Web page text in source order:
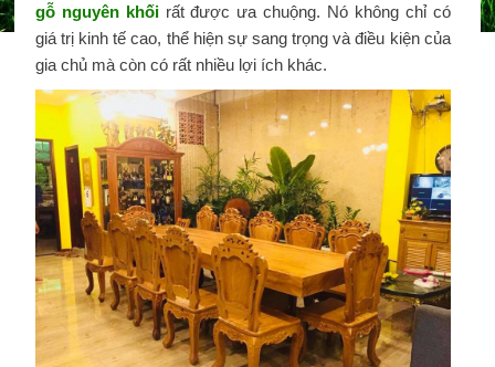
gỗ nguyên khốirất được ưa chuộng. Nó không chỉ có
giá trị kinh tế cao, thể hiện sự sang trọng và điều kiện của
gia chủ mà còn có rất nhiều lợi ích khác.